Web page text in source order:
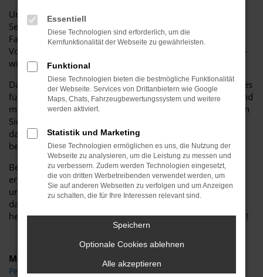
Unser engagiertes Team steht Ihnen bei jedem Schritt zur
Seite, um sicherzustellen, dass Sie das ideale Peugeot-
Fahrzeug finden, das perfekt zu Ihren Bedürfnissen passt.
Von sportlichen Modellen bis hin zu eleganten Stadtautos –
wir haben sie alle!
Darüber hinaus bieten wir eine Vielzahl zusätzlicher Services
für Peugeot-Besitzer an, darunter Wartung, Reparaturen und
maßgeschneiderte Finanzierungslösungen. Bei uns erhalten
Sie nicht nur ein Fahrzeug, sondern auch die Gewissheit,
dass Sie während der gesamten Lebensdauer Ihres Autos
bestens betreut werden.
Besuchen Sie noch heute unser Peugeot Autohaus und
erleben Sie unsere große Auswahl, kompetente Beratung
und exzellenten Service aus erster Hand. Wir freuen uns
darauf, Ihnen bei der Suche nach Ihrem Traumwagen zu
helfen und Sie als zufriedenen Kunden begrüßen zu dürfen!
Modelle
Peugeot 2008
Essentiell
Diese Technologien sind erforderlich, um die
Kernfunktionalität der Webseite zu gewährleisten.
Funktional
Diese Technologien bieten die bestmögliche Funktionalität
der Webseite. Services von Drittanbietern wie Google
Maps, Chats, Fahrzeugbewertungssystem und weitere
werden aktiviert.
Statistik und Marketing
Diese Technologien ermöglichen es uns, die Nutzung der
Webseite zu analysieren, um die Leistung zu messen und
zu verbessern. Zudem werden Technologien eingesetzt,
die von dritten Werbetreibenden verwendet werden, um
Sie auf anderen Webseiten zu verfolgen und um Anzeigen
zu schalten, die für Ihre Interessen relevant sind.
Speichern
Optionale Cookies ablehnen
Alle akzeptieren